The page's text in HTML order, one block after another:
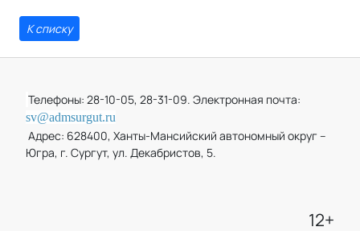
К списку
Телефоны: 28-10-05, 28-31-09. Электронная почта:
sv@admsurgut.ru
Адрес: 628400, Ханты-Мансийский автономный округ –
Югра, г. Сургут, ул. Декабристов, 5.
12+